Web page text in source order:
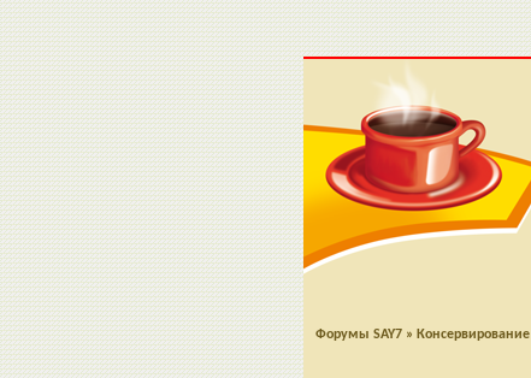
Форумы SAY7 » Консервирование